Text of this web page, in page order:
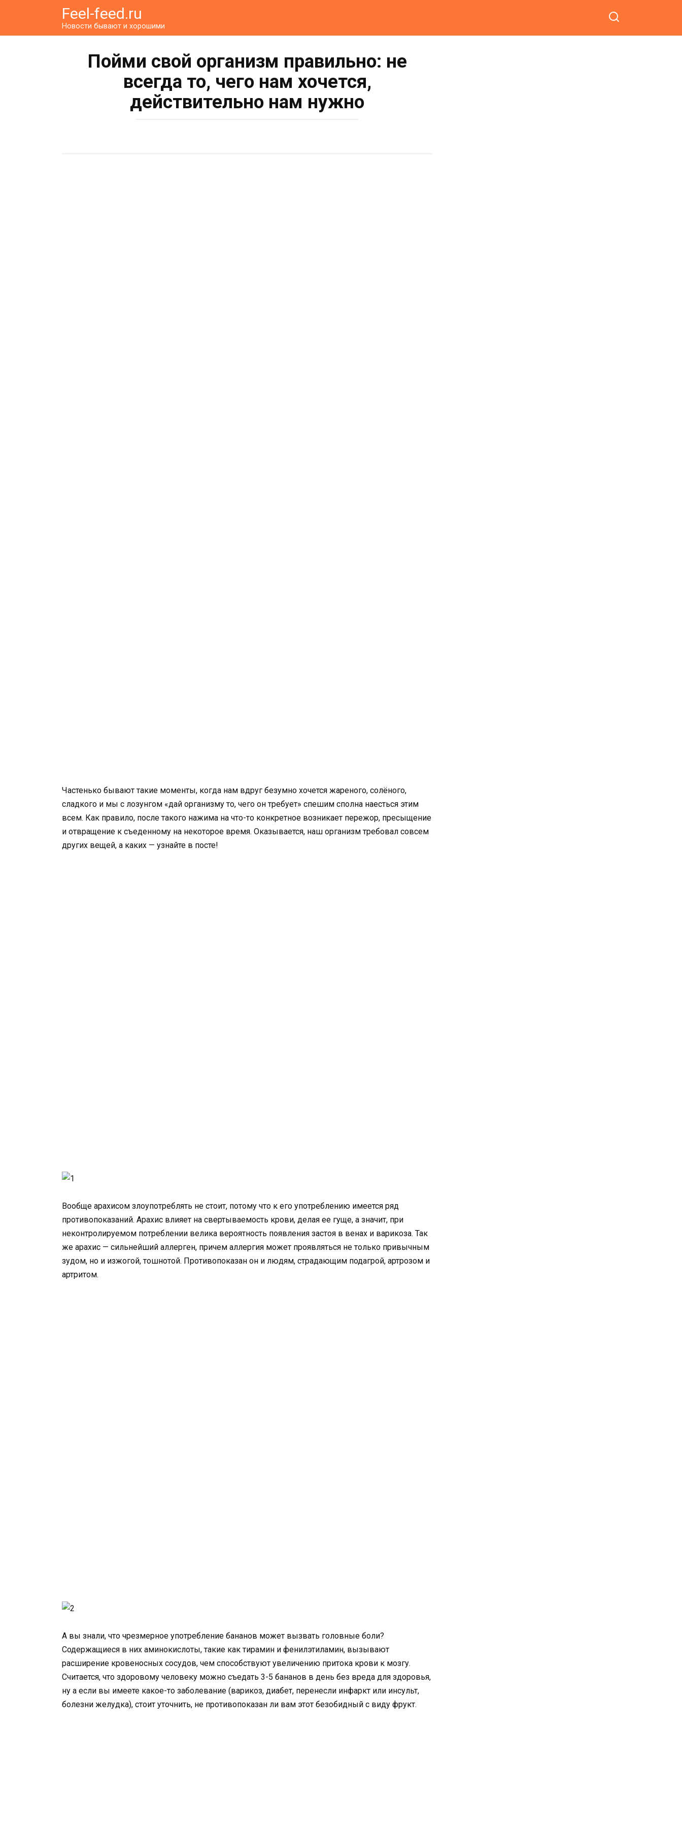
Feel-feed.ru
Новости бывают и хорошими
Пойми свой организм правильно: не
всегда то, чего нам хочется,
действительно нам нужно
Частенько бывают такие моменты, когда нам вдруг безумно хочется жареного, солёного,
сладкого и мы с лозунгом «дай организму то, чего он требует» спешим сполна наесться этим
всем. Как правило, после такого нажима на что-то конкретное возникает пережор, пресыщение
и отвращение к съеденному на некоторое время. Оказывается, наш организм требовал совсем
других вещей, а каких — узнайте в посте!
Вообще арахисом злоупотреблять не стоит, потому что к его употреблению имеется ряд
противопоказаний. Арахис влияет на свертываемость крови, делая ее гуще, а значит, при
неконтролируемом потреблении велика вероятность появления застоя в венах и варикоза. Так
же арахис — сильнейший аллерген, причем аллергия может проявляться не только привычным
зудом, но и изжогой, тошнотой. Противопоказан он и людям, страдающим подагрой, артрозом и
артритом.
А вы знали, что чрезмерное употребление бананов может вызвать головные боли?
Содержащиеся в них аминокислоты, такие как тирамин и фенилэтиламин, вызывают
расширение кровеносных сосудов, чем способствуют увеличению притока крови к мозгу.
Считается, что здоровому человеку можно съедать 3-5 бананов в день без вреда для здоровья,
ну а если вы имеете какое-то заболевание (варикоз, диабет, перенесли инфаркт или инсульт,
болезни желудка), стоит уточнить, не противопоказан ли вам этот безобидный с виду фрукт.